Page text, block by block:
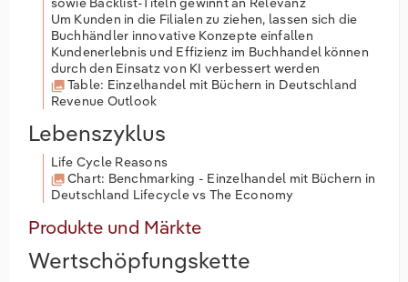
Um Kunden in die Filialen zu ziehen, lassen sich die
Buchhändler innovative Konzepte einfallen
Kundenerlebnis und Effizienz im Buchhandel können
durch den Einsatz von KI verbessert werden
Table: Einzelhandel mit Büchern in Deutschland
Revenue Outlook
Lebenszyklus
Life Cycle Reasons
Chart: Benchmarking - Einzelhandel mit Büchern in
Deutschland Lifecycle vs The Economy
Produkte und Märkte
Wertschöpfungskette